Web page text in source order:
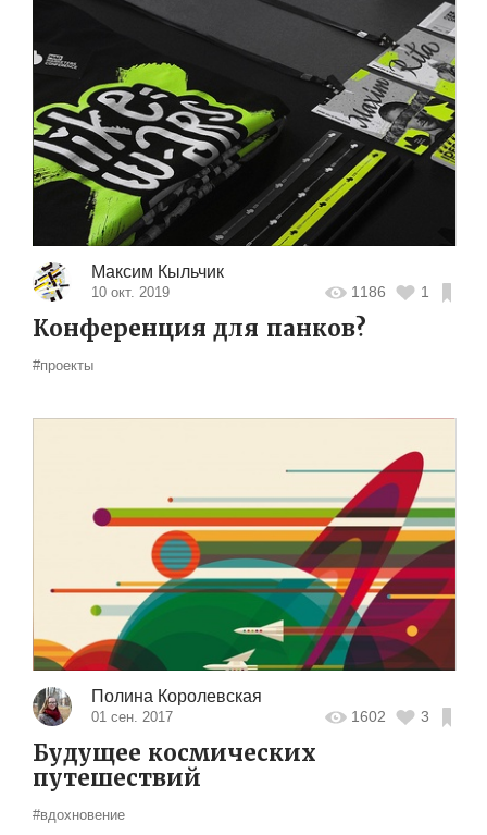
Максим Кыльчик
10 окт. 2019 1186 1
Конференция для панков?
#проекты
Полина Королевская
01 сен. 2017 1602 3
Будущее космических
путешествий
#вдохновение